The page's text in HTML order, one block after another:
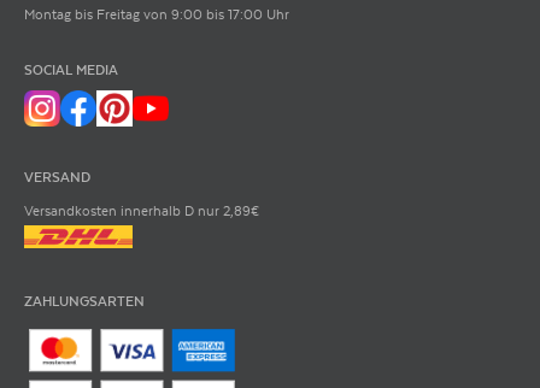
Montag bis Freitag von 9:00 bis 17:00 Uhr
SOCIAL MEDIA
VERSAND
Versandkosten innerhalb D nur 2,89€
ZAHLUNGSARTEN